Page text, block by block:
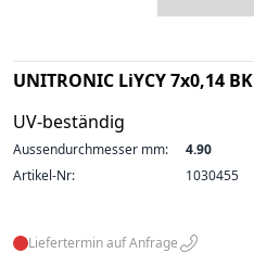
UNITRONIC LiYCY 7x0,14 BK
UV-beständig
Aussendurchmesser mm:
4.90
Artikel-Nr:
1030455
Liefertermin auf Anfrage